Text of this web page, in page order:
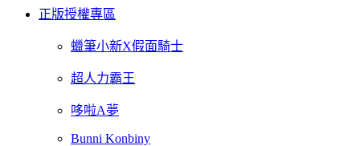
正版授權專區
蠟筆小新X假面騎士
超人力霸王
哆啦A夢
Bunni Konbiny